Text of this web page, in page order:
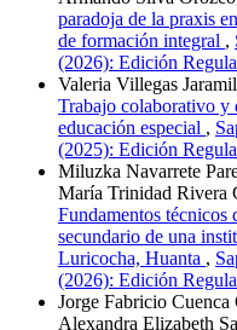
paradoja de la praxis
de formación integral ,
(2026): Edición
Valeria Villegas
Trabajo colaborativo y
educación especial ,
(2025): Edición
Miluzka Navarrete
María Trinidad Rivera
Fundamentos técnicos
secundario de una
Luricocha, Huanta ,
(2026): Edición
Jorge Fabricio
Alexandra Elizabeth